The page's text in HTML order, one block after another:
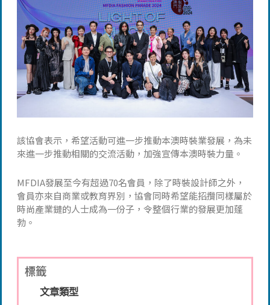
該協會表示，希望活動可進一步推動本澳時裝業發展，為未
來進一步推動相關的交流活動，加強宣傳本澳時裝力量。
MFDIA發展至今有超過70名會員，除了時裝設計師之外，
會員亦來自商業或教育界別，協會同時希望能招攬同樣屬於
時尚產業鏈的人士成為一份子，令整個行業的發展更加蓬
勃。
標籤
文章類型